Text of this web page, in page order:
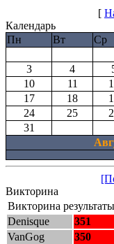
[
Календарь
Пн
Вт Ср
3
4
10
11
17
18
24
25
31
Викторина
Викторина результаты
Denisque
351
VanGog
350